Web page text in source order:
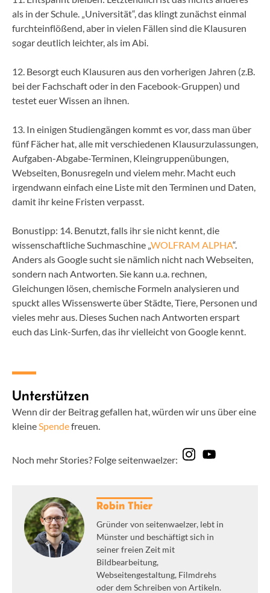
als in der Schule. „Universität“, das klingt zunächst einmal
furchteinflößend, aber in vielen Fällen sind die Klausuren
sogar deutlich leichter, als im Abi.
12. Besorgt euch Klausuren aus den vorherigen Jahren (z.B.
bei der Fachschaft oder in den Facebook-Gruppen) und
testet euer Wissen an ihnen.
13. In einigen Studiengängen kommt es vor, dass man über
fünf Fächer hat, alle mit verschiedenen Klausurzulassungen,
Aufgaben-Abgabe-Terminen, Kleingruppenübungen,
Webseiten, Bonusregeln und vielem mehr. Macht euch
irgendwann einfach eine Liste mit den Terminen und Daten,
damit ihr keine Fristen verpasst.
Bonustipp: 14. Benutzt, falls ihr sie nicht kennt, die
wissenschaftliche Suchmaschine „ WOLFRAM ALPHA“.
Anders als Google sucht sie nämlich nicht nach Webseiten,
sondern nach Antworten. Sie kann u.a. rechnen,
Gleichungen lösen, chemische Formeln analysieren und
spuckt alles Wissenswerte über Städte, Tiere, Personen und
vieles mehr aus. Dieses Suchen nach Antworten erspart
euch das Link-Surfen, das ihr vielleicht von Google kennt.
Unterstützen
Wenn dir der Beitrag gefallen hat, würden wir uns über eine
kleine Spendefreuen.
Noch mehr Stories? Folge seitenwaelzer:
Robin Thier
Gründer von seitenwaelzer, lebt in
Münster und beschäftigt sich in
seiner freien Zeit mit
Bildbearbeitung,
Webseitengestaltung, Filmdrehs
oder dem Schreiben von Artikeln.